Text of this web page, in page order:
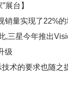
台】
量实现了22%的
,三星今年推出
级
的要求也随之